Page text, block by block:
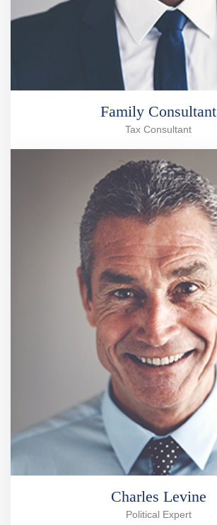
Family Consultant
Tax Consultant
Charles Levine
Political Expert